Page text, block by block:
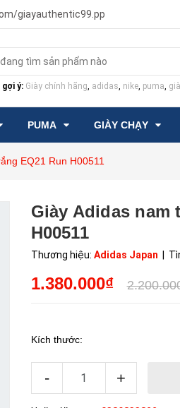
giayauthentic99.pp
ý: Giày chính hãng, adidas, nike, puma,
PUMA GIÀY CHẠY
EQ21 Run H00511
Giày Adidas nam
H00511
Thương hiệu: Adidas Japan |
1.380.000₫
Kích thước:
- +